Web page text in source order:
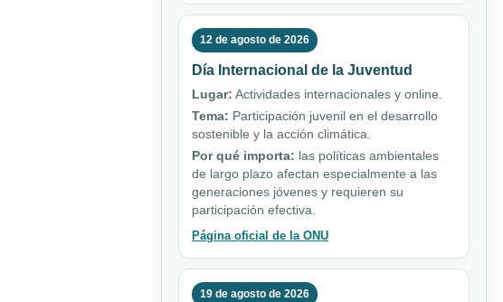
12 de agosto de 2026
Día Internacional de la Juventud
Lugar: Actividades internacionales y online.
Tema: Participación juvenil en el desarrollo
sostenible y la acción climática.
Por qué importa: las políticas ambientales
de largo plazo afectan especialmente a las
generaciones jóvenes y requieren su
participación efectiva.
Página oficial de la ONU
19 de agosto de 2026